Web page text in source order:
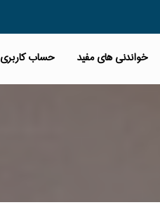
خواندنی های مفید حساب کاربری